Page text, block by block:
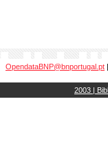
OpendataBNP@bnportugal.pt
2003 |